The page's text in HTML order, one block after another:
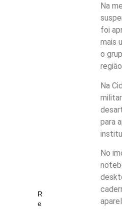
R
e
Na
foi
mais
o
Na
para
No